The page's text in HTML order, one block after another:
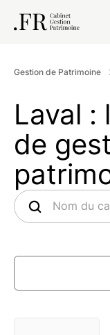
Gestion de Patrimoine
Laval :
de